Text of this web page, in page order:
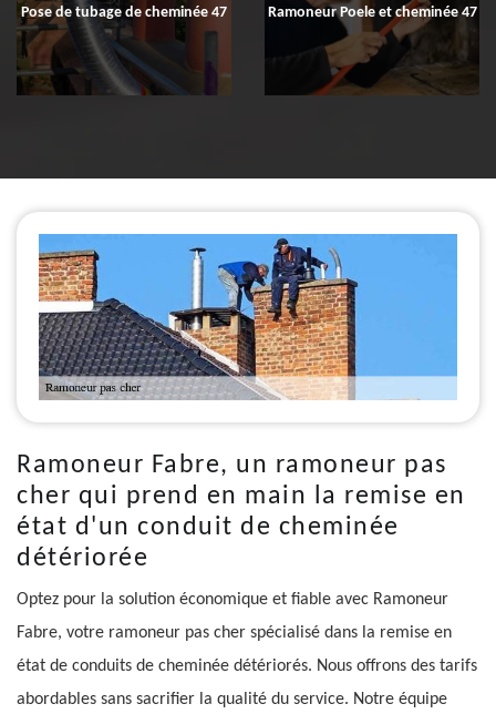
Pose de tubage de cheminée 47 Ramoneur Poele et cheminée 47
Ramoneur Fabre, un ramoneur pas
cher qui prend en main la remise en
état d'un conduit de cheminée
détériorée
Optez pour la solution économique et fiable avec Ramoneur
Fabre, votre ramoneur pas cher spécialisé dans la remise en
état de conduits de cheminée détériorés. Nous offrons des tarifs
abordables sans sacrifier la qualité du service. Notre équipe